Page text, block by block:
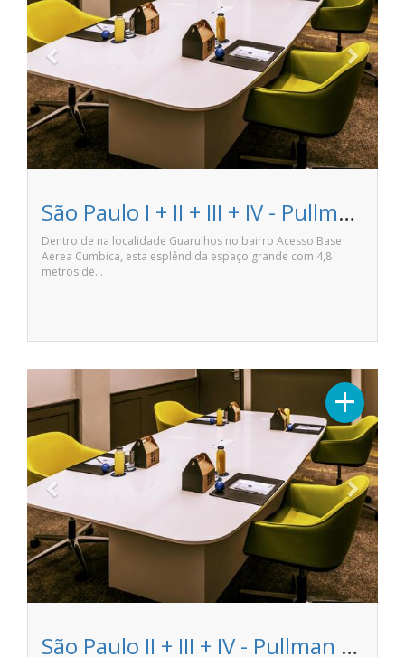
São Paulo I + II + III + IV - Pullman São Paulo Guarulhos Airport
Dentro de na localidade Guarulhos no bairro Acesso Base
Aerea Cumbica, esta esplêndida espaço grande com 4,8
metros de…
+Next
São Paulo II + III + IV - Pullman São Paulo Guarulhos Airport